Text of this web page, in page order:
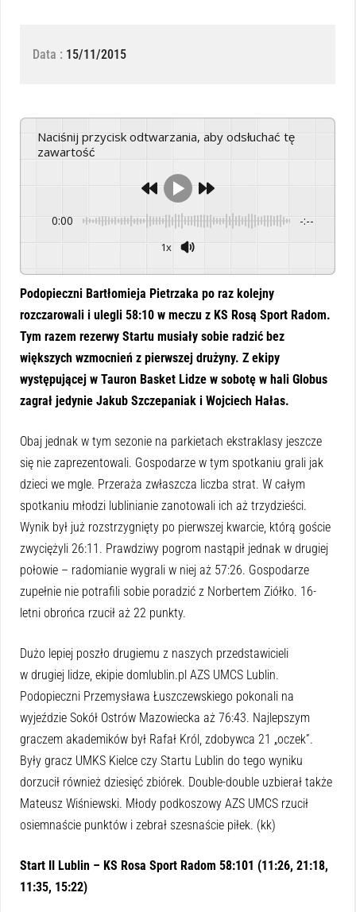
Data : 15/11/2015
Naciśnij przycisk odtwarzania, aby odsłuchać tę
zawartość
0:00 -:--
1x
Podopieczni Bartłomieja Pietrzaka po raz kolejny
rozczarowali i ulegli 58:10 w meczu z KS Rosą Sport Radom.
Tym razem rezerwy Startu musiały sobie radzić bez
większych wzmocnień z pierwszej drużyny. Z ekipy
występującej w Tauron Basket Lidze w sobotę w hali Globus
zagrał jedynie Jakub Szczepaniak i Wojciech Hałas.
Obaj jednak w tym sezonie na parkietach ekstraklasy jeszcze
się nie zaprezentowali. Gospodarze w tym spotkaniu grali jak
dzieci we mgle. Przeraża zwłaszcza liczba strat. W całym
spotkaniu młodzi lublinianie zanotowali ich aż trzydzieści.
Wynik był już rozstrzygnięty po pierwszej kwarcie, którą goście
zwyciężyli 26:11. Prawdziwy pogrom nastąpił jednak w drugiej
połowie – radomianie wygrali w niej aż 57:26. Gospodarze
zupełnie nie potrafili sobie poradzić z Norbertem Ziółko. 16-
letni obrońca rzucił aż 22 punkty.
Dużo lepiej poszło drugiemu z naszych przedstawicieli
w drugiej lidze, ekipie domlublin.pl AZS UMCS Lublin.
Podopieczni Przemysława Łuszczewskiego pokonali na
wyjeździe Sokół Ostrów Mazowiecka aż 76:43. Najlepszym
graczem akademików był Rafał Król, zdobywca 21 „oczek”.
Były gracz UMKS Kielce czy Startu Lublin do tego wyniku
dorzucił również dziesięć zbiórek. Double-double uzbierał także
Mateusz Wiśniewski. Młody podkoszowy AZS UMCS rzucił
osiemnaście punktów i zebrał szesnaście piłek. (kk)
Start II Lublin – KS Rosa Sport Radom 58:101 (11:26, 21:18,
11:35, 15:22)